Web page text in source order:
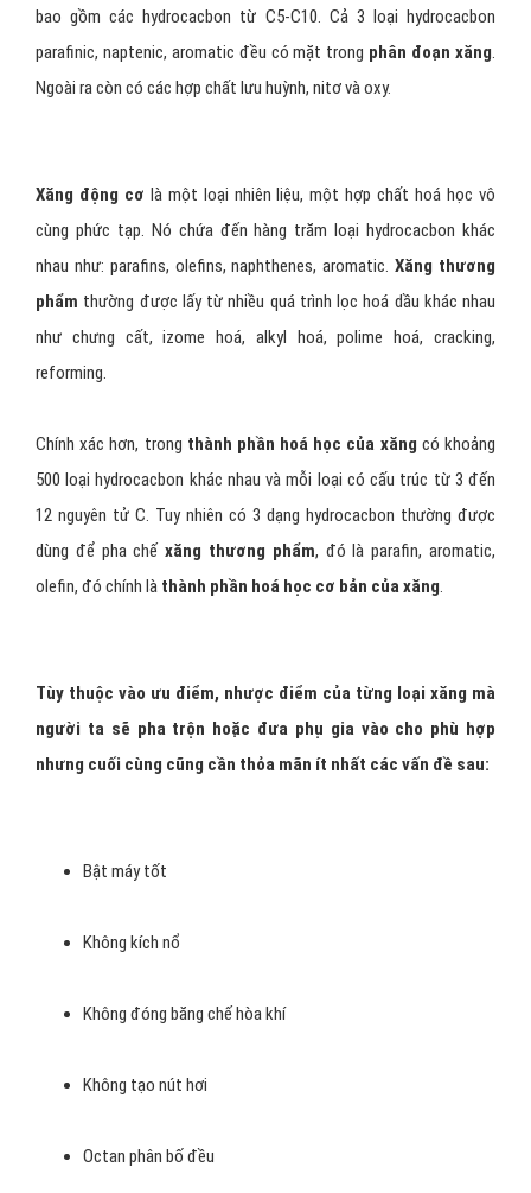
bao gồm các hydrocacbon từ C5-C10. Cả 3 loại hydrocacbon
parafinic, naptenic, aromatic đều có mặt trong phân đoạn xăng.
Ngoài ra còn có các hợp chất lưu huỳnh, nitơ và oxy.
Xăng động cơ là một loại nhiên liệu, một hợp chất hoá học vô
cùng phức tạp. Nó chứa đến hàng trăm loại hydrocacbon khác
nhau như: parafins, olefins, naphthenes, aromatic.Xăng thương
phẩm thường được lấy từ nhiều quá trình lọc hoá dầu khác nhau
như chưng cất, izome hoá, alkyl hoá, polime hoá, cracking,
reforming.
Chính xác hơn, trong thành phần hoá học của xăng có khoảng
500 loại hydrocacbon khác nhau và mỗi loại có cấu trúc từ 3 đến
12 nguyên tử C. Tuy nhiên có 3 dạng hydrocacbon thường được
dùng để pha chếxăng thương phẩm, đó là parafin, aromatic,
olefin, đó chính là thành phần hoá học cơ bản của xăng.
Tùy thuộc vào ưu điểm, nhược điểm của từng loại xăng mà
người ta sẽ pha trộn hoặc đưa phụ gia vào cho phù hợp
nhưng cuối cùng cũng cần thỏa mãn ít nhất các vấn đề sau:
Bật máy tốt
Không kích nổ
Không đóng băng chế hòa khí
Không tạo nút hơi
Octan phân bố đều